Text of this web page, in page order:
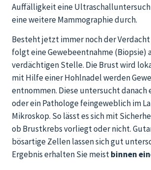
Auffälligkeit eine
eine weitere Mammographie durch.
Besteht jetzt immer noch der
folgt eine Gewebeentnahme (Biopsie)
verdächtigen Stelle. Die Brust wird
mit Hilfe einer Hohlnadel werden
entnommen. Diese untersucht danach
oder ein Pathologe feingeweblich im
Mikroskop. So lässt es sich mit
ob Brustkrebs vorliegt oder nicht.
bösartige Zellen lassen sich gut
Ergebnis erhalten Sie meistbinnen